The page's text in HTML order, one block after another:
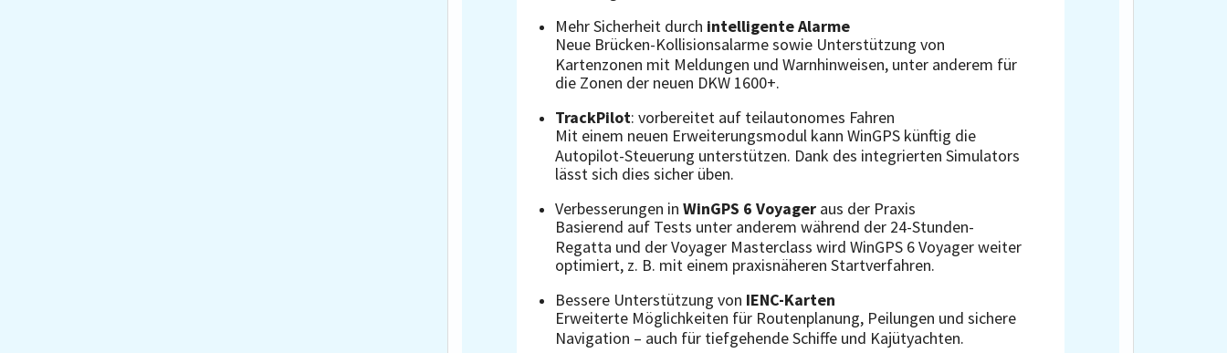
Mehr Sicherheit durch intelligente Alarme
Neue Brücken-Kollisionsalarme sowie Unterstützung von
Kartenzonen mit Meldungen und Warnhinweisen, unter anderem für
die Zonen der neuen DKW 1600+.
TrackPilot: vorbereitet auf teilautonomes Fahren
Mit einem neuen Erweiterungsmodul kann WinGPS künftig die
Autopilot-Steuerung unterstützen. Dank des integrierten Simulators
lässt sich dies sicher üben.
Verbesserungen in WinGPS 6 Voyager aus der Praxis
Basierend auf Tests unter anderem während der 24-Stunden-
Regatta und der Voyager Masterclass wird WinGPS 6 Voyager weiter
optimiert, z. B. mit einem praxisnäheren Startverfahren.
Bessere Unterstützung von IENC-Karten
Erweiterte Möglichkeiten für Routenplanung, Peilungen und sichere
Navigation – auch für tiefgehende Schiffe und Kajütyachten.